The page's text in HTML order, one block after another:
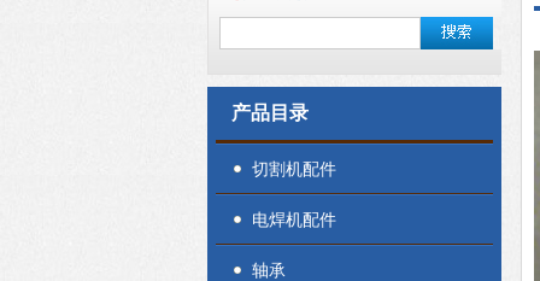
产品目录
切割机配件
电焊机配件
轴承